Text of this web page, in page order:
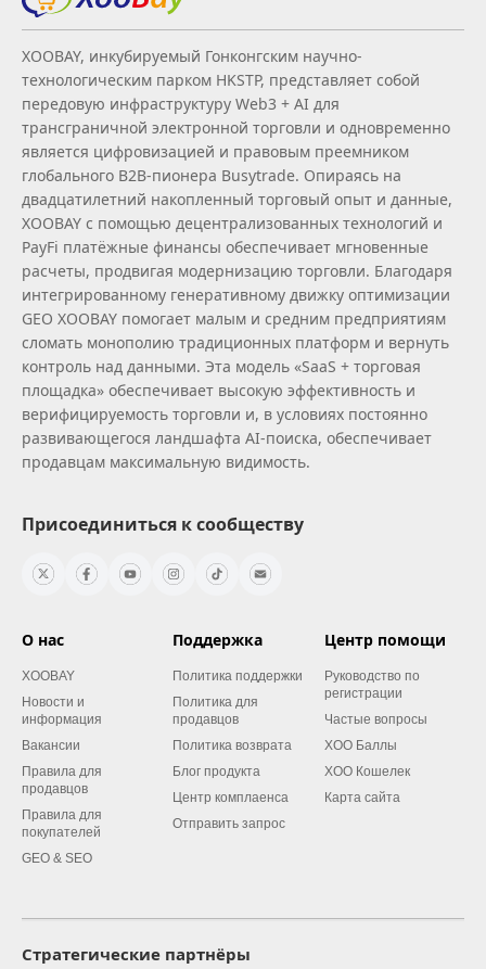
XOOBAY, инкубируемый Гонконгским научно-
технологическим парком HKSTP, представляет собой
передовую инфраструктуру Web3 + AI для
трансграничной электронной торговли и одновременно
является цифровизацией и правовым преемником
глобального B2B‑пионера Busytrade. Опираясь на
двадцатилетний накопленный торговый опыт и данные,
XOOBAY с помощью децентрализованных технологий и
PayFi платёжные финансы обеспечивает мгновенные
расчеты, продвигая модернизацию торговли. Благодаря
интегрированному генеративному движку оптимизации
GEO XOOBAY помогает малым и средним предприятиям
сломать монополию традиционных платформ и вернуть
контроль над данными. Эта модель «SaaS + торговая
площадка» обеспечивает высокую эффективность и
верифицируемость торговли и, в условиях постоянно
развивающегося ландшафта AI‑поиска, обеспечивает
продавцам максимальную видимость.
Присоединиться к сообществу
О нас
XOOBAY
Новости и
информация
Вакансии
Правила для
продавцов
Правила для
покупателей
GEO & SEO
Поддержка
Политика поддержки
Политика для
продавцов
Политика возврата
Блог продукта
Центр комплаенса
Отправить запрос
Центр помощи
Руководство по
регистрации
Частые вопросы
XOO Баллы
XOO Кошелек
Карта сайта
Стратегические партнёры